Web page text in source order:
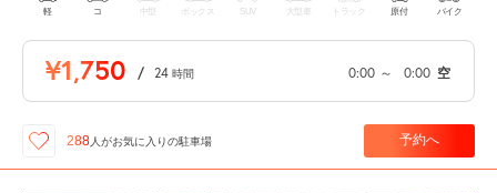
軽 コ 中型 ボックス SUV 大型車 トラック 原付 バイク
¥1,750 / 24 時間 0:00 ～ 0:00 空
288 人がお気に入りの駐車場 予約へ